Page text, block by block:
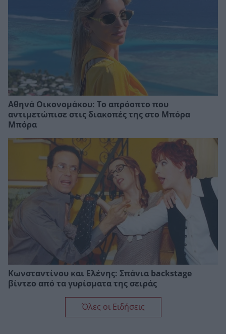
Αθηνά Οικονομάκου: Το απρόοπτο που
αντιμετώπισε στις διακοπές της στο Μπόρα
Μπόρα
Κωνσταντίνου και Ελένης: Σπάνια backstage
βίντεο από τα γυρίσματα της σειράς
Όλες οι Ειδήσεις